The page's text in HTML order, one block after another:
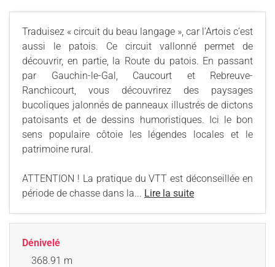
Traduisez « circuit du beau langage », car l’Artois c’est
aussi le patois. Ce circuit vallonné permet de
découvrir, en partie, la Route du patois. En passant
par Gauchin-le-Gal, Caucourt et Rebreuve-
Ranchicourt, vous découvrirez des paysages
bucoliques jalonnés de panneaux illustrés de dictons
patoisants et de dessins humoristiques. Ici le bon
sens populaire côtoie les légendes locales et le
patrimoine rural.
ATTENTION ! La pratique du VTT est déconseillée en
période de chasse dans la... Lire la suite
Dénivelé
368.91 m